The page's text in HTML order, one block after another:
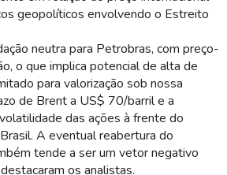
geopolíticos envolvendo o Estreito
neutra para Petrobras, com preço-
o que implica potencial de alta de
para valorização sob nossa
de Brent a US$ 70/barril e a
das ações à frente do
A eventual reabertura do
tende a ser um vetor negativo
os analistas.